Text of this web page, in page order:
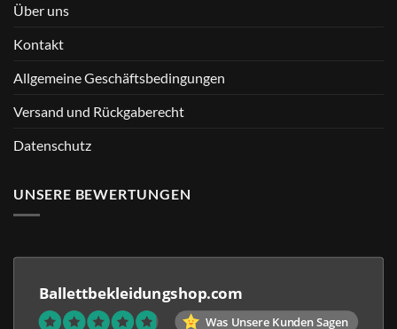
Über uns
Kontakt
Allgemeine Geschäftsbedingungen
Versand und Rückgaberecht
Datenschutz
UNSERE BEWERTUNGEN
Ballettbekleidungshop.com
Was Unsere Kunden Sagen